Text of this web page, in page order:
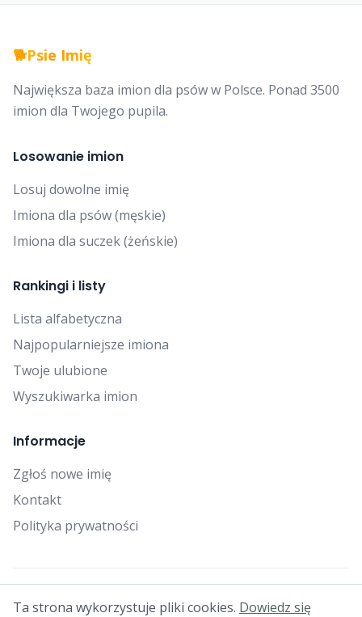
🐕Psie Imię
Największa baza imion dla psów w Polsce. Ponad 3500
imion dla Twojego pupila.
Losowanie imion
Losuj dowolne imię
Imiona dla psów (męskie)
Imiona dla suczek (żeńskie)
Rankingi i listy
Lista alfabetyczna
Najpopularniejsze imiona
Twoje ulubione
Wyszukiwarka imion
Informacje
Zgłoś nowe imię
Kontakt
Polityka prywatności
© 2025 Falcon Bytes. Wszelkie prawa zastrzeżone.
Ta strona wykorzystuje pliki cookies. Dowiedz się